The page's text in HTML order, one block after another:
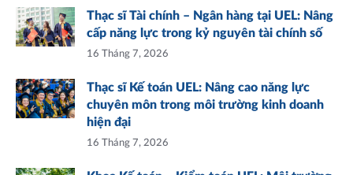
Thạc sĩ Tài chính – Ngân hàng tại UEL: Nâng
cấp năng lực trong kỷ nguyên tài chính số
16 Tháng 7, 2026
Thạc sĩ Kế toán UEL: Nâng cao năng lực
chuyên môn trong môi trường kinh doanh
hiện đại
16 Tháng 7, 2026